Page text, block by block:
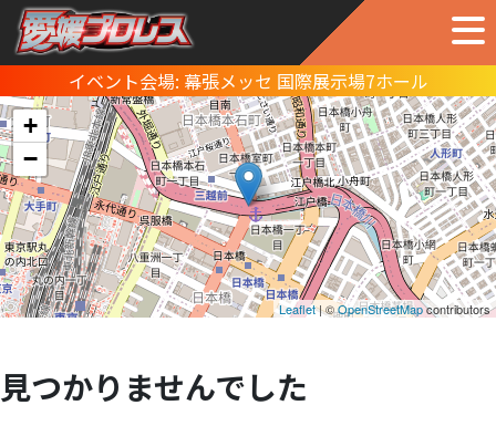
イベント会場: 幕張メッセ 国際展示場7ホール
+
−
Leaflet| ©OpenStreetMapcontributors
見つかりませんでした